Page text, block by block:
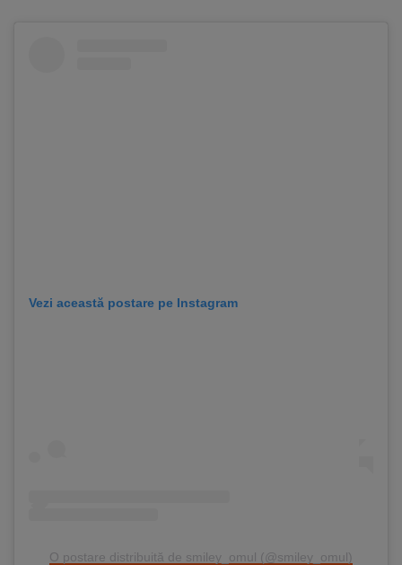
Vezi această postare pe Instagram
O postare distribuită de smiley_omul (@smiley_omul)